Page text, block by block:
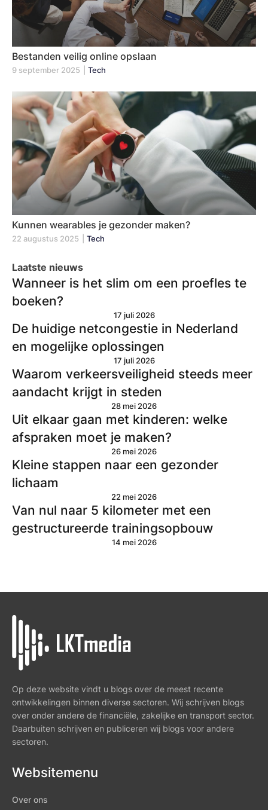
Bestanden veilig online opslaan
9 september 2025 Tech
Kunnen wearables je gezonder maken?
22 augustus 2025 Tech
Laatste nieuws
Wanneer is het slim om een proefles te
boeken?
17 juli 2026
De huidige netcongestie in Nederland
en mogelijke oplossingen
17 juli 2026
Waarom verkeersveiligheid steeds meer
aandacht krijgt in steden
28 mei 2026
Uit elkaar gaan met kinderen: welke
afspraken moet je maken?
26 mei 2026
Kleine stappen naar een gezonder
lichaam
22 mei 2026
Van nul naar 5 kilometer met een
gestructureerde trainingsopbouw
14 mei 2026
Op deze website vindt u blogs over de meest recente
ontwikkelingen binnen diverse sectoren. Wij schrijven blogs
over onder andere de financiële, zakelijke en transport sector.
Daarbuiten schrijven en publiceren wij blogs voor andere
sectoren.
Websitemenu
Over ons